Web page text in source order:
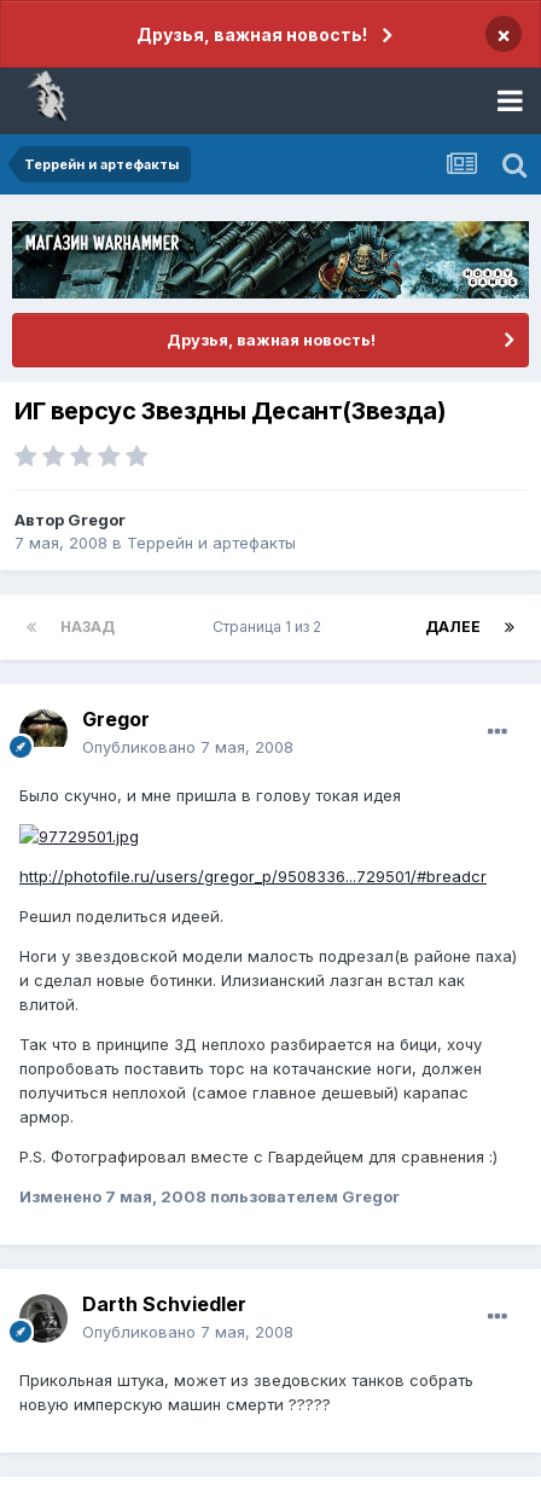
Друзья, важная новость! ×
Террейн и артефакты
Друзья, важная новость!
ИГ версус Звездны Десант(Звезда)
Автор Gregor
7 мая, 2008 в Террейн и артефакты
НАЗАД ДАЛЕЕ
Страница 1 из 2
Gregor
Опубликовано 7 мая, 2008
Было скучно, и мне пришла в голову токая идея
http://photofile.ru/users/gregor_p/9508336...729501/#breadcr
Решил поделиться идеей.
Ноги у звездовской модели малость подрезал(в районе паха)
и сделал новые ботинки. Илизианский лазган встал как
влитой.
Так что в принципе ЗД неплохо разбирается на бици, хочу
попробовать поставить торс на котачанские ноги, должен
получиться неплохой (самое главное дешевый) карапас
армор.
P.S. Фотографировал вместе с Гвардейцем для сравнения :)
Изменено 7 мая, 2008 пользователем Gregor
Darth Schviedler
Опубликовано 7 мая, 2008
Прикольная штука, может из зведовских танков собрать
новую имперскую машин смерти ?????